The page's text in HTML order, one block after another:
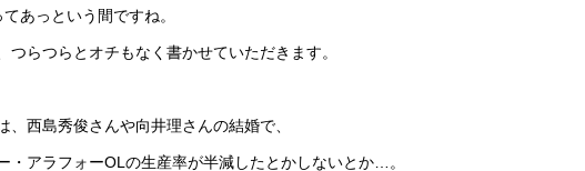
あっという間ですね。
つらつらとオチもなく書かせていただきます。
、西島秀俊さんや向井理さんの結婚で、
・アラフォーOLの生産率が半減したとかしないとか…。